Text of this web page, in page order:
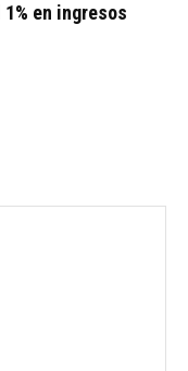
en ingresos